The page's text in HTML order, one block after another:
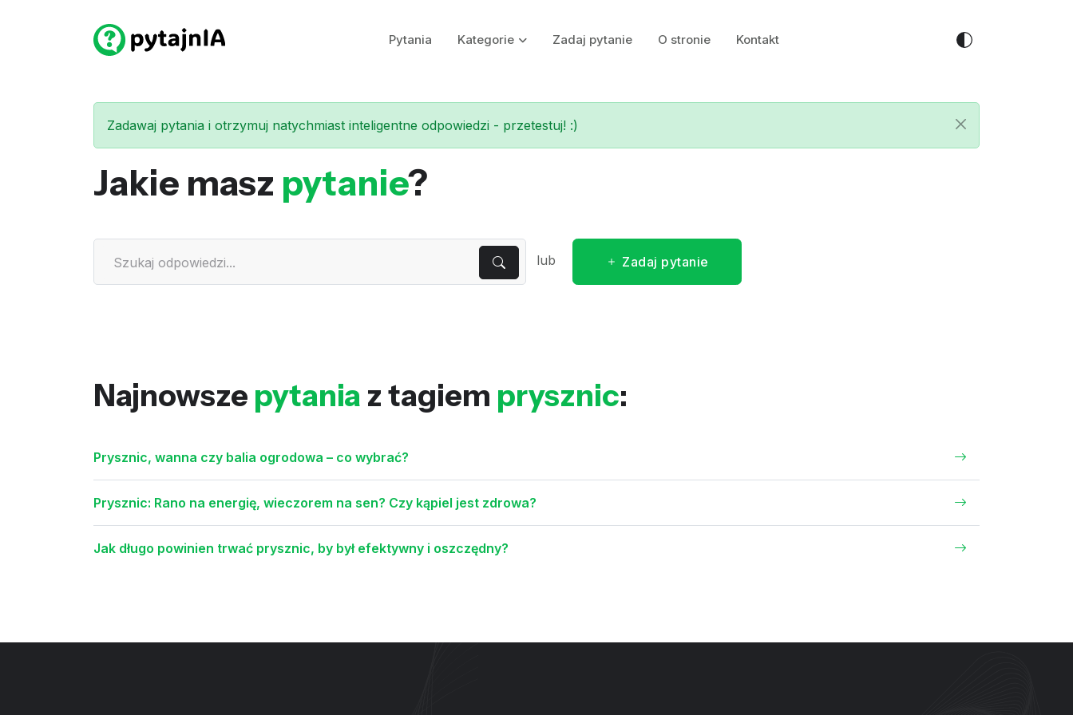
Pytania Kategorie Zadaj pytanie O stronie Kontakt
Zadawaj pytania i otrzymuj natychmiast inteligentne odpowiedzi - przetestuj! :)
Jakie masz pytanie?
lub Zadaj pytanie
Najnowsze pytania z tagiem prysznic:
Prysznic, wanna czy balia ogrodowa – co wybrać?
Prysznic: Rano na energię, wieczorem na sen? Czy kąpiel jest zdrowa?
Jak długo powinien trwać prysznic, by był efektywny i oszczędny?